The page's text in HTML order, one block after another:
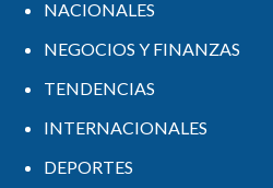
NACIONALES
NEGOCIOS Y FINANZAS
TENDENCIAS
INTERNACIONALES
DEPORTES